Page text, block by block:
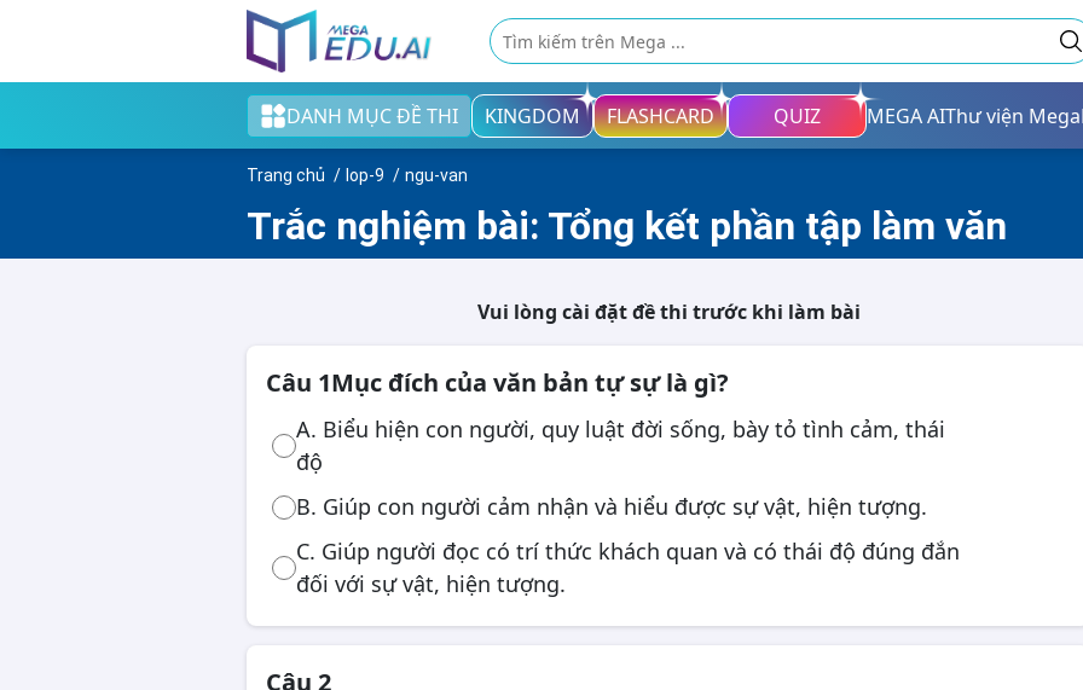
DANH MỤC ĐỀ THI
Khối tiểu học
Đạo đức Tiếng Anh
Toán Tiếng Việt
Toán
Tự nhiên và xã hội
Tin học Đạo đức
Toán Ngữ văn
Lịch sử và Địa lí Công nghệ
Tin học
Toán
Lịch sử và Địa lí
Tin học Tiếng Anh
Khối THPT
Toán Ngữ văn
Vật lí Hóa học
Lịch sử
Toán
Vật lí Hóa học
Lịch sử Địa lí
Cao đẳng/Đại học
Thi ngân hàng
Công chức, viên chức
KINGDOM FLASHCARD QUIZ MEGA AIThư viện Mega
Trang chủ lop-9 ngu-van
Trắc nghiệm bài: Tổng kết phần tập làm văn
Vui lòng cài đặt đề thi trước khi làm bài
Câu 1Mục đích của văn bản tự sự là gì?
A. Biểu hiện con người, quy luật đời sống, bày tỏ tình cảm, thái
độ
B. Giúp con người cảm nhận và hiểu được sự vật, hiện tượng.
C. Giúp người đọc có trí thức khách quan và có thái độ đúng đắn
đối với sự vật, hiện tượng.
Câu 2